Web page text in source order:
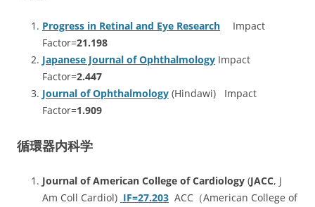
Progress in Retinal and Eye Research Impact
Factor=21.198
Japanese Journal of Ophthalmology Impact
Factor=2.447
Journal of Ophthalmology (Hindawi) Impact
Factor=1.909
循環器内科学
Journal of American College of Cardiology (JACC, J
Am Coll Cardiol) IF=27.203 ACC（American College of